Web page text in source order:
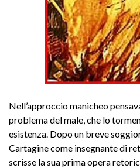
Nell’approccio manicheo
problema del male, che lo
esistenza. Dopo un breve
Cartagine come insegnante di
scrisse la sua prima opera